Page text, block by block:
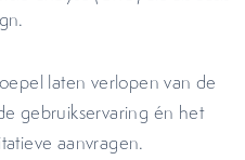
laten verlopen van de
gebruikservaring én het
aanvragen.